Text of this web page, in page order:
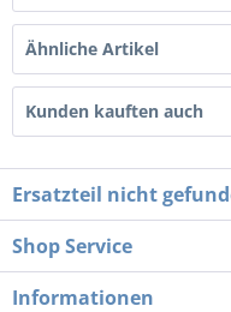
Ähnliche Artikel
Kunden kauften auch
Ersatzteil nicht
Shop Service
Informationen